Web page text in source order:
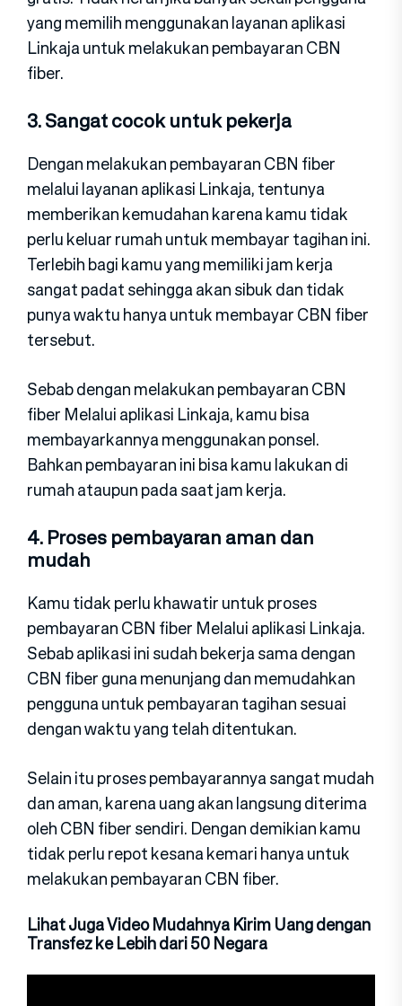
yang memilih menggunakan layanan aplikasi
Linkaja untuk melakukan pembayaran CBN
fiber.
3. Sangat cocok untuk pekerja
Dengan melakukan pembayaran CBN fiber
melalui layanan aplikasi Linkaja, tentunya
memberikan kemudahan karena kamu tidak
perlu keluar rumah untuk membayar tagihan ini.
Terlebih bagi kamu yang memiliki jam kerja
sangat padat sehingga akan sibuk dan tidak
punya waktu hanya untuk membayar CBN fiber
tersebut.
Sebab dengan melakukan pembayaran CBN
fiber Melalui aplikasi Linkaja, kamu bisa
membayarkannya menggunakan ponsel.
Bahkan pembayaran ini bisa kamu lakukan di
rumah ataupun pada saat jam kerja.
4. Proses pembayaran aman dan
mudah
Kamu tidak perlu khawatir untuk proses
pembayaran CBN fiber Melalui aplikasi Linkaja.
Sebab aplikasi ini sudah bekerja sama dengan
CBN fiber guna menunjang dan memudahkan
pengguna untuk pembayaran tagihan sesuai
dengan waktu yang telah ditentukan.
Selain itu proses pembayarannya sangat mudah
dan aman, karena uang akan langsung diterima
oleh CBN fiber sendiri. Dengan demikian kamu
tidak perlu repot kesana kemari hanya untuk
melakukan pembayaran CBN fiber.
Lihat Juga Video Mudahnya Kirim Uang dengan
Transfez ke Lebih dari 50 Negara